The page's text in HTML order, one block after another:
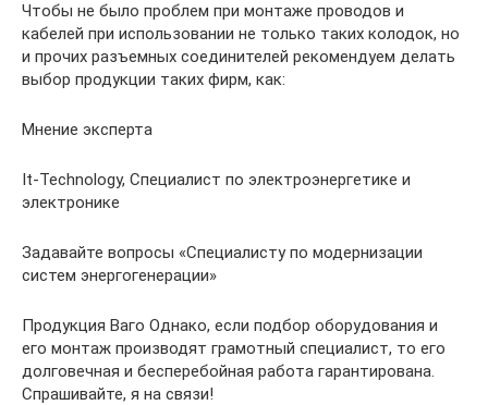
Чтобы не было проблем при монтаже проводов и
кабелей при использовании не только таких колодок, но
и прочих разъемных соединителей рекомендуем делать
выбор продукции таких фирм, как:
Мнение эксперта
It-Technology, Cпециалист по электроэнергетике и
электронике
Задавайте вопросы «Специалисту по модернизации
систем энергогенерации»
Продукция Ваго Однако, если подбор оборудования и
его монтаж производят грамотный специалист, то его
долговечная и бесперебойная работа гарантирована.
Спрашивайте, я на связи!